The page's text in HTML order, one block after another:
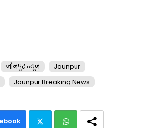
जौनपुर न्यूज़
Jaunpur
Jaunpur Breaking News